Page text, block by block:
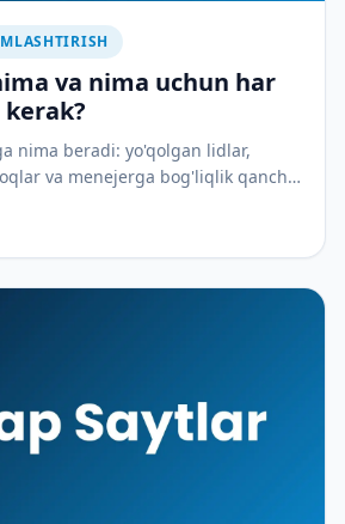
va nima uchun har
nima beradi: yo'qolgan lidlar,
va menejerga bog'liqlik qancha